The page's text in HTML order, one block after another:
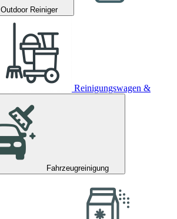
Outdoor Reiniger
Reinigungswagen &
Fahrzeugreinigung